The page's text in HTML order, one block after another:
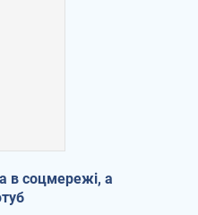
в соцмережі, а